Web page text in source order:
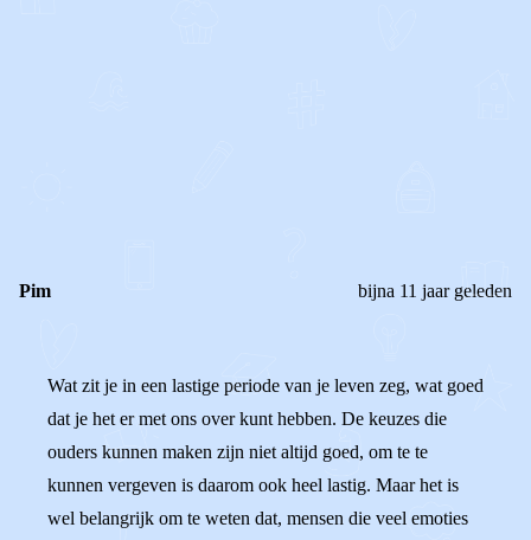
Pim bijna 11 jaar geleden
Wat zit je in een lastige periode van je leven zeg, wat goed
dat je het er met ons over kunt hebben. De keuzes die
ouders kunnen maken zijn niet altijd goed, om te te
kunnen vergeven is daarom ook heel lastig. Maar het is
wel belangrijk om te weten dat, mensen die veel emoties